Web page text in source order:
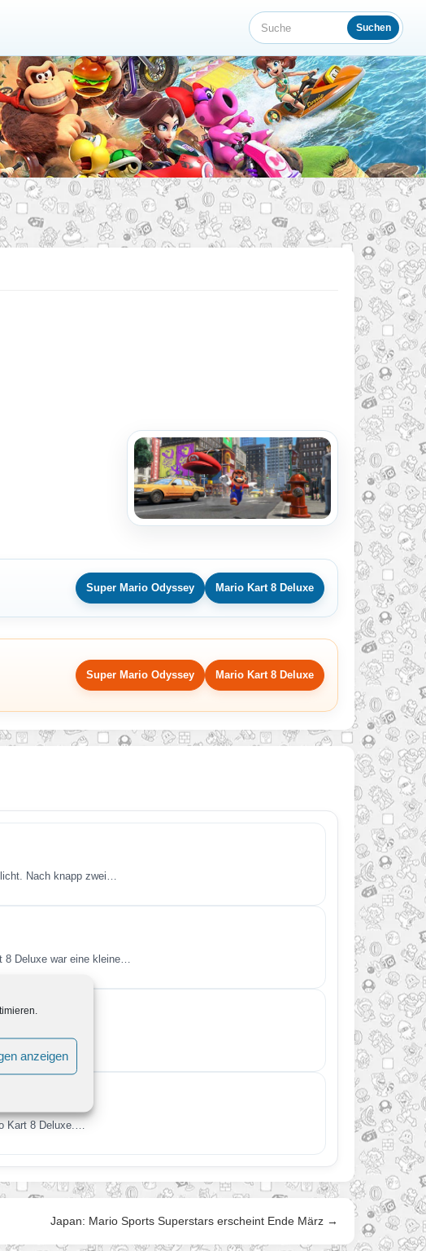
anzeigen
Suche Suchen
Super Mario Odyssey Mario Kart 8 Deluxe
Super Mario Odyssey Mario Kart 8 Deluxe
Nach knapp zwei…
Deluxe war eine kleine…
heiß ersehnten…
Kart 8 Deluxe.…
Japan: Mario Sports Superstars erscheint Ende März →